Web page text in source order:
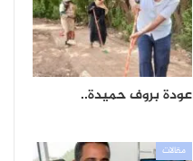
عودة بروف حميدة..
مقالات